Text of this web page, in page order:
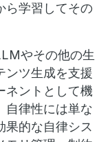
ら学習してその
やその他の生
ンツ生成を支援
ネントとして機
自律性には単な
果的な自律シス